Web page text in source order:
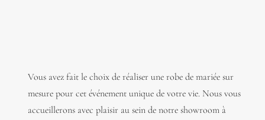
Vous avez fait le choix de réaliser une robe de mariée sur
mesure pour cet événement unique de votre vie. Nous vous
accueillerons avec plaisir au sein de notre showroom à